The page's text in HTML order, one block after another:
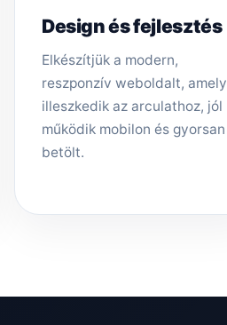
Design és fejlesztés
Elkészítjük a modern,
reszponzív weboldalt, amely
illeszkedik az arculathoz, jól
működik mobilon és gyorsan
betölt.